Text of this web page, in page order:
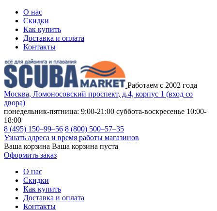
О нас
Скидки
Как купить
Доставка и оплата
Контакты
Работаем с 2002 года
Москва, Ломоносовский проспект, д.4, корпус 1 (вход со
двора)
понедельник-пятница: 9:00-21:00 суббота-воскресенье 10:00-
18:00
8 (495) 150–99–56 8 (800) 500–57–35
Узнать адреса и время работы магазинов
Ваша корзина Ваша корзина пуста
Оформить заказ
О нас
Скидки
Как купить
Доставка и оплата
Контакты